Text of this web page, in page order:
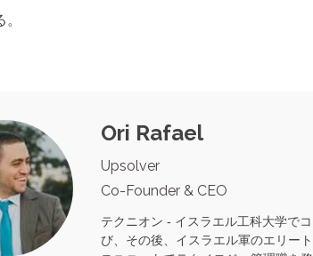
Ori Rafael
Upsolver
Co-Founder & CEO
テクニオン - イスラエル工科大学で
び、その後、イスラエル軍のエリー